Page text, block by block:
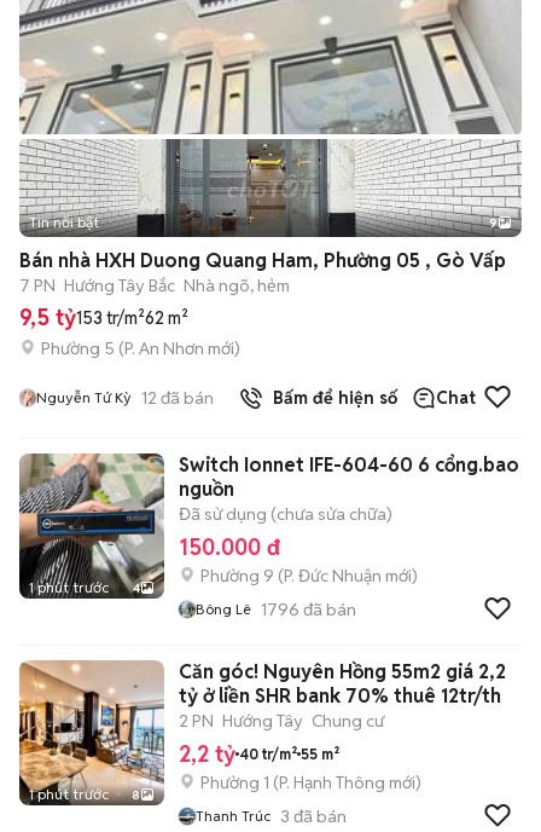
+2
Tin nổi bật 9
Bán nhà HXH Duong Quang Ham, Phường 05 , Gò Vấp
7 PN Hướng Tây Bắc Nhà ngõ, hẻm
9,5 tỷ153 tr/m²62 m²
Phường 5 (P. An Nhơn mới)
Nguyễn Tứ Kỳ 12 đã bán Bấm để hiện số Chat
1 phút trước 4
Switch Ionnet IFE-604-60 6 cổng.bao
nguồn
Đã sử dụng (chưa sửa chữa)
150.000 đ
Phường 9 (P. Đức Nhuận mới)
Bông Lê 1796 đã bán
1 phút trước 8
Căn góc! Nguyên Hồng 55m2 giá 2,2
tỷ ở liền SHR bank 70% thuê 12tr/th
2 PN Hướng Tây Chung cư
2,2 tỷ 40 tr/m² 55 m²
Phường 1 (P. Hạnh Thông mới)
Thanh Trúc 3 đã bán